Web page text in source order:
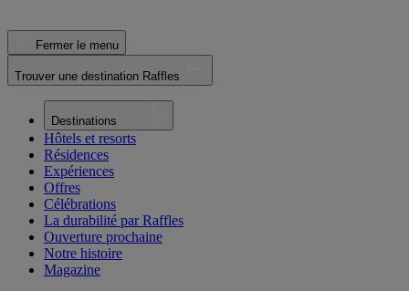
Fermer le menu
Trouver une destination Raffles
Destinations
Hôtels et resorts
Résidences
Expériences
Offres
Célébrations
La durabilité par Raffles
Ouverture prochaine
Notre histoire
Magazine